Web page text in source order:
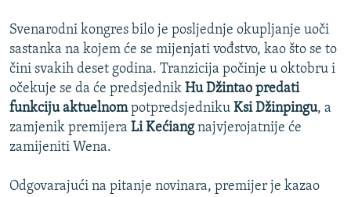
Svenarodni kongres bilo je posljednje okupljanje uoči
sastanka na kojem će se mijenjati vođstvo, kao što se to
čini svakih deset godina. Tranzicija počinje u oktobru i
očekuje se da će predsjednik Hu Džintao predati
funkciju aktuelnompotpredsjedniku Ksi Džinpingu, a
zamjenik premijera Li Kećiangnajvjerojatnije će
zamijeniti Wena.
Odgovarajući na pitanje novinara, premijer je kazao